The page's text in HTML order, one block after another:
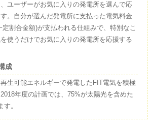
、ユーザーがお気に入りの発電所を選んで応
。自分が選んだ発電所に支払った電気料金
割合金額)が支払われる仕組みで、特別なこ
使うだけでお気に入りの発電所を応援する
成
再生可能エネルギーで発電したFIT電気を積極
年度の計画では、75%が太陽光を含めた
。